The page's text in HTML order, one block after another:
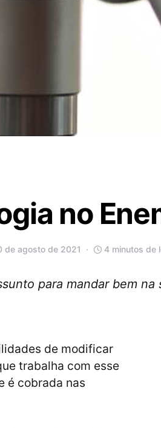
no
de agosto de 2021 4 minutos de
para mandar bem na
de modificar
trabalha com esse
é cobrada nas